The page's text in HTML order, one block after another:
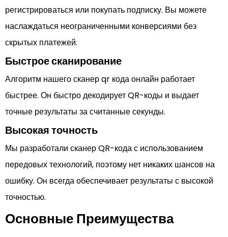
регистрироваться или покупать подписку. Вы можете
наслаждаться неограниченными конверсиями без
скрытых платежей.
Быстрое сканирование
Алгоритм нашего сканер qr кода онлайн работает
быстрее. Он быстро декодирует QR-коды и выдает
точные результаты за считанные секунды.
Высокая точность
Мы разработали сканер QR-кода с использованием
передовых технологий, поэтому нет никаких шансов на
ошибку. Он всегда обеспечивает результаты с высокой
точностью.
Основные Преимущества